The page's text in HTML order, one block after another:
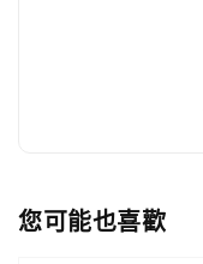
您可能也喜歡